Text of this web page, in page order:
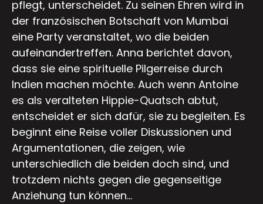
pflegt, unterscheidet. Zu seinen Ehren wird in
der französischen Botschaft von Mumbai
eine Party veranstaltet, wo die beiden
aufeinandertreffen. Anna berichtet davon,
dass sie eine spirituelle Pilgerreise durch
Indien machen möchte. Auch wenn Antoine
es als veralteten Hippie-Quatsch abtut,
entscheidet er sich dafür, sie zu begleiten. Es
beginnt eine Reise voller Diskussionen und
Argumentationen, die zeigen, wie
unterschiedlich die beiden doch sind, und
trotzdem nichts gegen die gegenseitige
Anziehung tun können...